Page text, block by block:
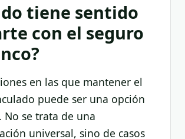
tiene sentido
con el seguro
en las que mantener el
puede ser una opción
No se trata de una
universal, sino de casos